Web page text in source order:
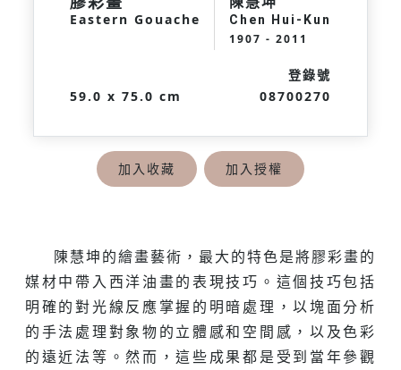
Eastern Gouache Chen Hui-Kun
1907 - 2011
59.0 x 75.0 cm
登錄號
08700270
加入收藏 加入授權
陳慧坤的繪畫藝術，最大的特色是將膠彩畫的
媒材中帶入西洋油畫的表現技巧。這個技巧包括
明確的對光線反應掌握的明暗處理，以塊面分析
的手法處理對象物的立體感和空間感，以及色彩
的遠近法等。然而，這些成果都是受到當年參觀